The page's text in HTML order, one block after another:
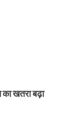
खतरा बढ़ा